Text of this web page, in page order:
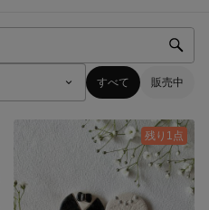
すべて 販売中
残り1点